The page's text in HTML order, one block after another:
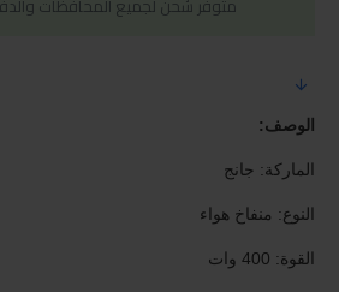
متوفر شحن لجميع المحافظات
الوصف:
الماركة: جانج
النوع: منفاخ هواء
القوة: 400 وات